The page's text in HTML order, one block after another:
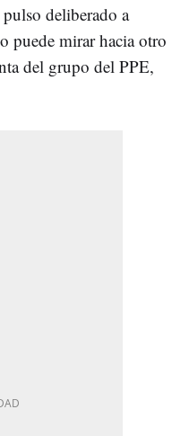
deliberado a
puede mirar hacia otro
del grupo del PPE,